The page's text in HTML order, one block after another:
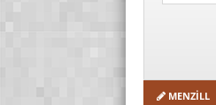
MENZILL